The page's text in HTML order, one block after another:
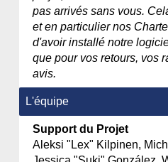
pas arrivés sans vous.
et en particulier nos
d'avoir installé notre
que pour vos retours, vos
avis.
L'équipe
Support du Projet
Aleksi "Lex" Kilpinen,